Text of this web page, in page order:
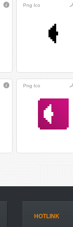
Png Ico
Png Ico
HOTLINK